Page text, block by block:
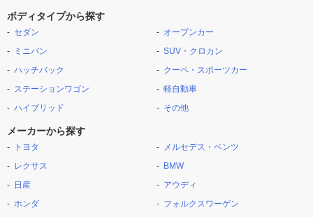
ボディタイプから探す
セダン
ミニバン
ハッチバック
ステーションワゴン
ハイブリッド
オープンカー
SUV・クロカン
クーペ・スポーツカー
軽自動車
その他
メーカーから探す
トヨタ
レクサス
日産
ホンダ
メルセデス・ベンツ
BMW
アウディ
フォルクスワーゲン